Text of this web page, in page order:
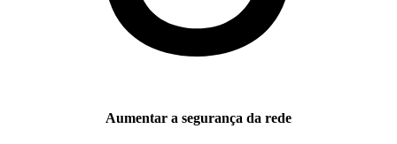
Aumentar a segurança da rede